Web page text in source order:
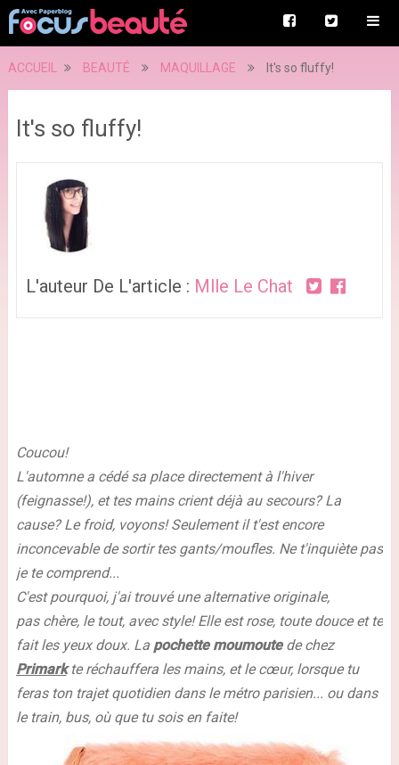
ACCUEIL BEAUTÉ MAQUILLAGE It's so fluffy!
It's so fluffy!
L'auteur De L'article : Mlle Le Chat
Coucou!
L'automne a cédé sa place directement à l'hiver
(feignasse!), et tes mains crient déjà au secours? La
cause? Le froid, voyons! Seulement il t'est encore
inconcevable de sortir tes gants/moufles. Ne t'inquiète pas
je te comprend...
C'est pourquoi, j'ai trouvé une alternative originale,
pas chère, le tout, avec style! Elle est rose, toute douce et te
fait les yeux doux. La pochette moumoutede chez
Primarkte réchauffera les mains, et le cœur, lorsque tu
feras ton trajet quotidien dans le métro parisien... ou dans
le train, bus, où que tu sois en faite!